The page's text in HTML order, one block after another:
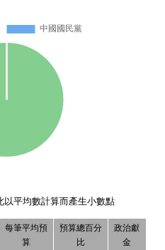
以平均數計算而產生小數點
每筆平均預
算
預算總百分
比
政治獻
金